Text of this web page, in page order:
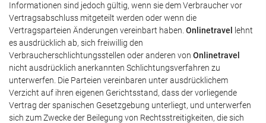
Informationen sind jedoch gültig, wenn sie dem Verbraucher vor
Vertragsabschluss mitgeteilt werden oder wenn die
Vertragsparteien Änderungen vereinbart haben. Onlinetravel
lehnt
es ausdrücklich ab, sich freiwillig den
Verbraucherschlichtungsstellen oder anderen von Onlinetravel
nicht ausdrücklich anerkannten Schlichtungsverfahren zu
unterwerfen. Die Parteien vereinbaren unter ausdrücklichem
Verzicht auf ihren eigenen Gerichtsstand, dass der vorliegende
Vertrag der spanischen Gesetzgebung unterliegt, und unterwerfen
sich zum Zwecke der Beilegung von Rechtsstreitigkeiten, die sich